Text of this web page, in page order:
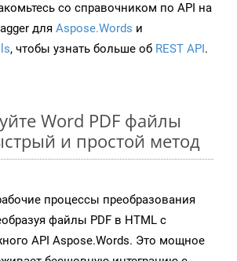
со справочником по API на
для Aspose.Words и
, чтобы узнать больше об REST API.
Word PDF файлы
и простой метод
процессы преобразования
файлы PDF в HTML с
API Aspose.Words. Это мощное